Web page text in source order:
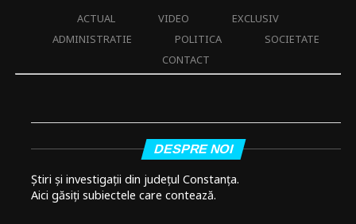
ACTUAL VIDEO
EXCLUSIV
ADMINISTRATIE
POLITICA
SOCIETATE
CONTACT
DESPRE NOI
Știri și investigații din județul Constanța.
Aici găsiți subiectele care contează.